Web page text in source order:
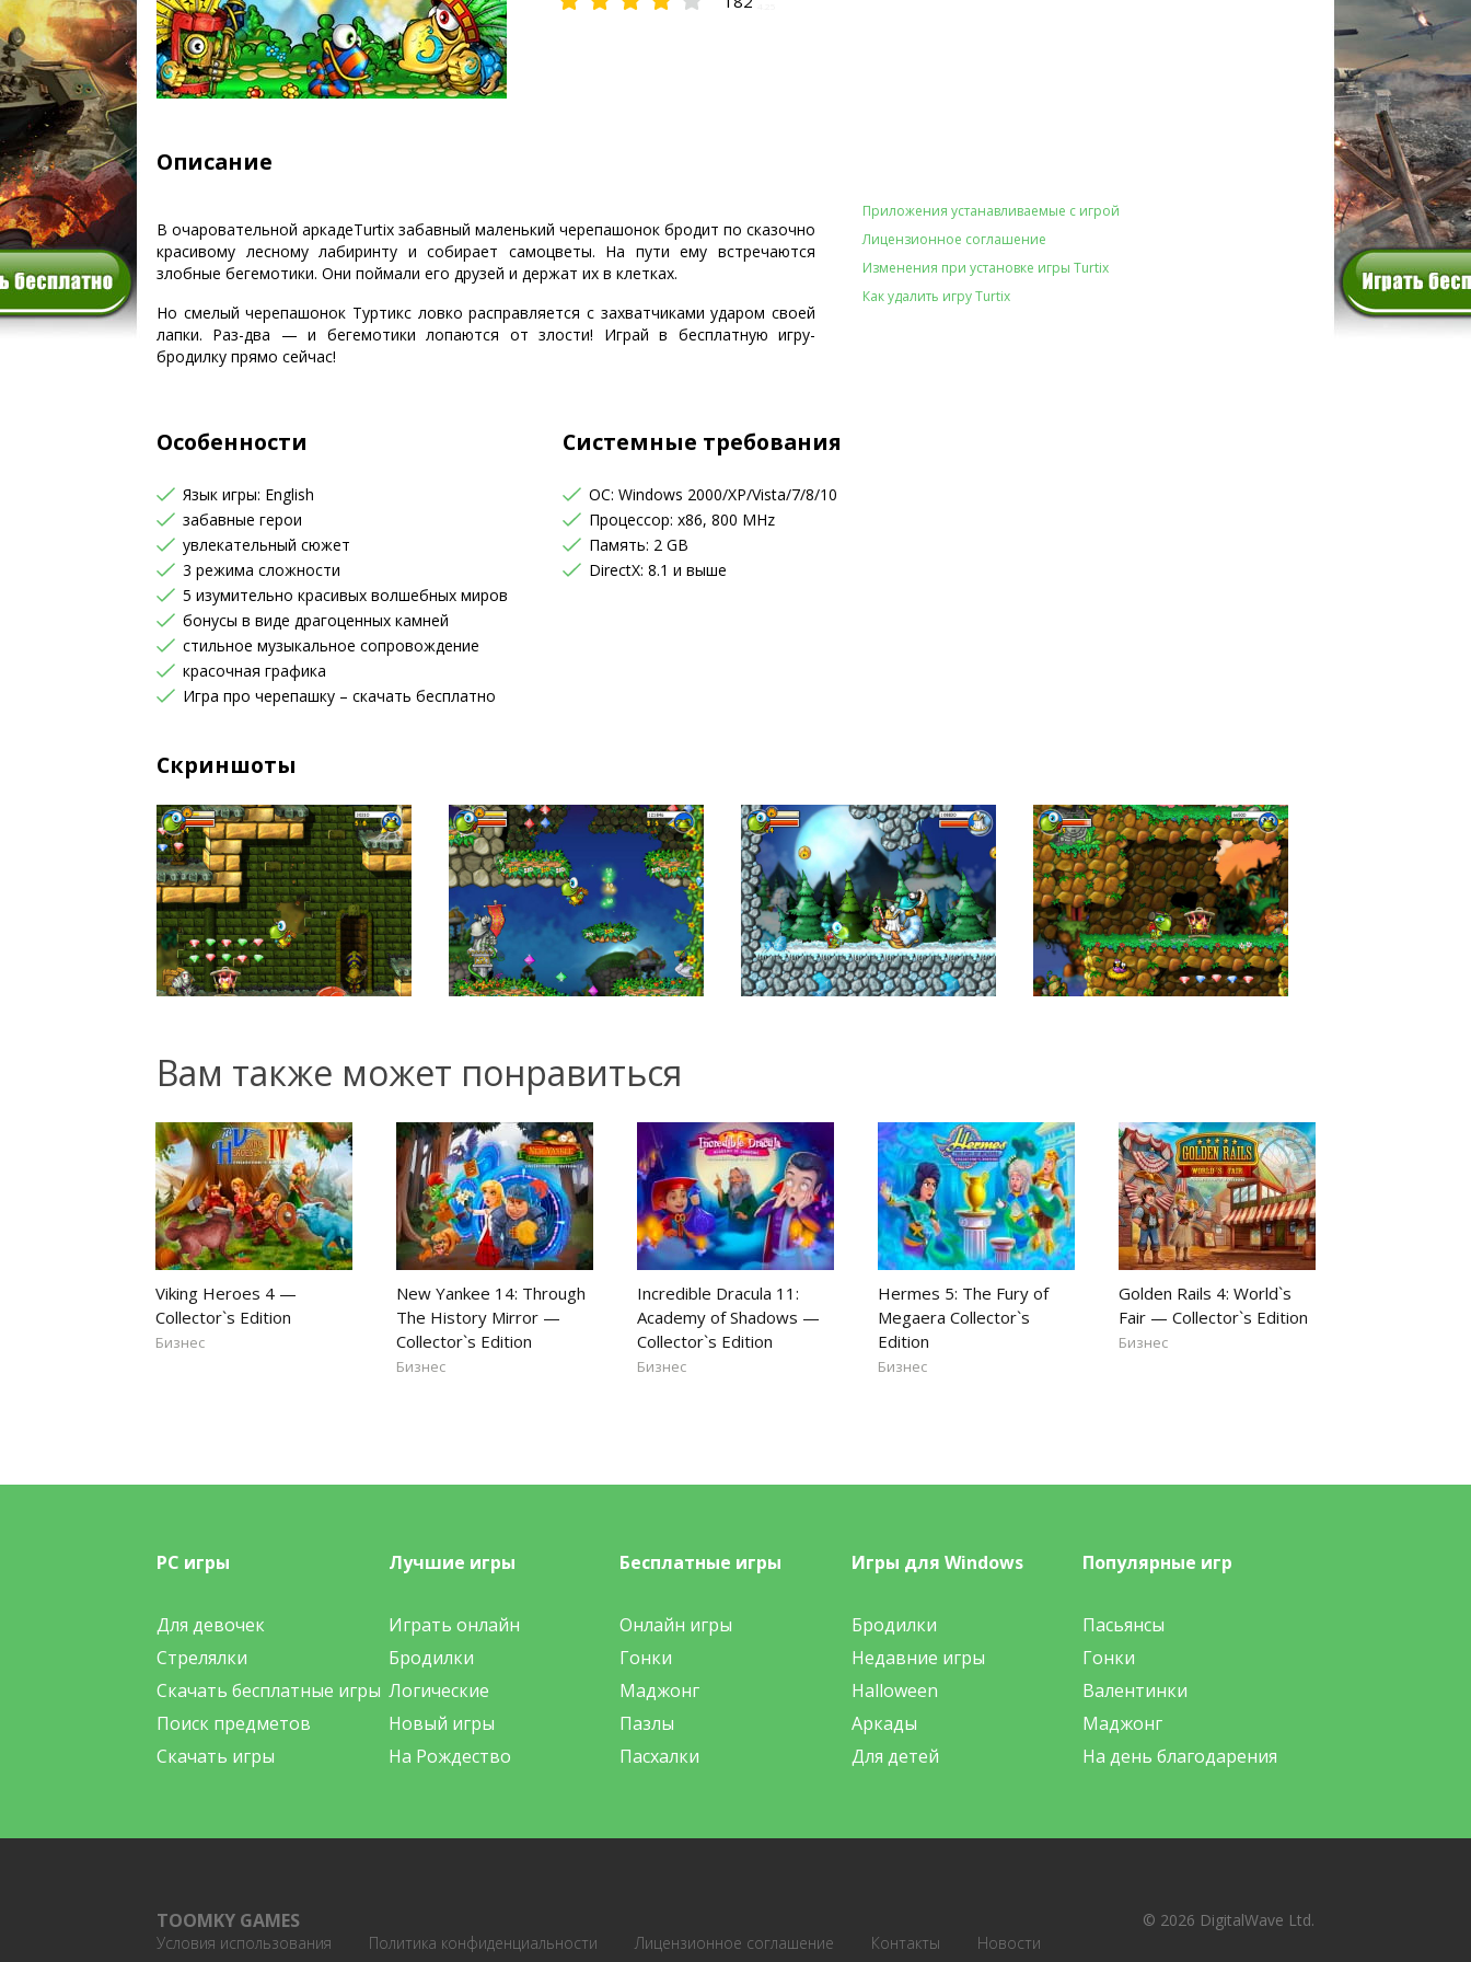
Описание
В очаровательной аркадеTurtix забавный маленький черепашонок бродит по сказочно
красивому лесному лабиринту и собирает самоцветы. На пути ему встречаются
злобные бегемотики. Они поймали его друзей и держат их в клетках.
Но смелый черепашонок Туртикс ловко расправляется с захватчиками ударом своей
лапки. Раз-два — и бегемотики лопаются от злости! Играй в бесплатную игру-
бродилку прямо сейчас!
Приложения устанавливаемые с игрой
Лицензионное соглашение
Изменения при установке игры Turtix
Как удалить игру Turtix
Особенности
Язык игры: English
забавные герои
увлекательный сюжет
3 режима сложности
5 изумительно красивых волшебных миров
бонусы в виде драгоценных камней
стильное музыкальное сопровождение
красочная графика
Игра про черепашку – скачать бесплатно
Системные требования
OC: Windows 2000/XP/Vista/7/8/10
Процессор: x86, 800 MHz
Память: 2 GB
DirectX: 8.1 и выше
Скриншоты
Вам также может понравиться
Viking Heroes 4 —
Collector`s Edition
Бизнес
New Yankee 14: Through
The History Mirror —
Collector`s Edition
Бизнес
Incredible Dracula 11:
Academy of Shadows —
Collector`s Edition
Бизнес
Hermes 5: The Fury of
Megaera Collector`s
Edition
Бизнес
Golden Rails 4: World`s
Fair — Collector`s Edition
Бизнес
PC игры
Для девочек
Стрелялки
Скачать бесплатные игры
Поиск предметов
Скачать игры
Лучшие игры
Играть онлайн
Бродилки
Логические
Новый игры
На Рождество
Бесплатные игры
Онлайн игры
Гонки
Маджонг
Пазлы
Пасхалки
Игры для Windows
Бродилки
Недавние игры
Halloween
Аркады
Для детей
Популярные игр
Пасьянсы
Гонки
Валентинки
Маджонг
На день благодарения
TOOMKY GAMES
© 2026 DigitalWave Ltd.
Условия использования
Политика конфиденциальности Лицензионное соглашение Контакты Новости